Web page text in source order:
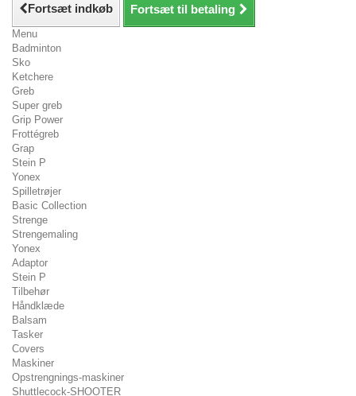
Fortsæt indkøb Fortsæt til betaling
Menu
Badminton
Sko
Ketchere
Greb
Super greb
Grip Power
Frottégreb
Grap
Stein P
Yonex
Spilletrøjer
Basic Collection
Strenge
Strengemaling
Yonex
Adaptor
Stein P
Tilbehør
Håndklæde
Balsam
Tasker
Covers
Maskiner
Opstrengnings-maskiner
Shuttlecock-SHOOTER